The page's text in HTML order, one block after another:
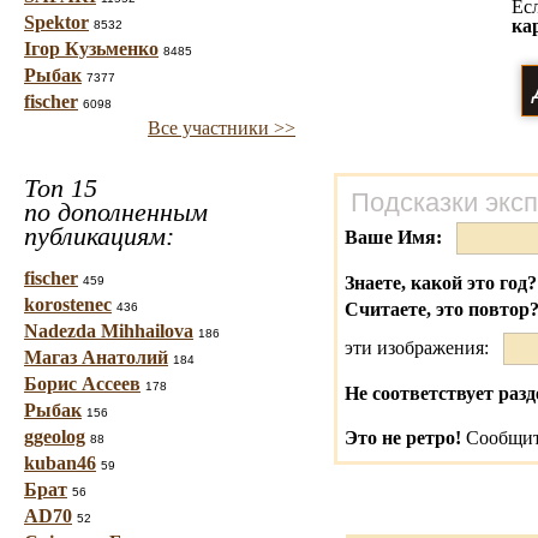
Spektor 8532
Ігор Кузьменко 8485
Рыбак 7377
fischer 6098
Все участники >>
Топ 15
по дополненным
публикациям:
fischer 459
korostenec 436
Nadezda Mihhailova 186
Магаз Анатолий 184
Борис Ассеев 178
Рыбак 156
ggeolog 88
kuban46 59
Брат 56
AD70 52
Подсказки
Ваше Имя:
Знаете, какой это год?
Считаете, это повтор?
эти изображения:
Не соответствует
Это не ретро!